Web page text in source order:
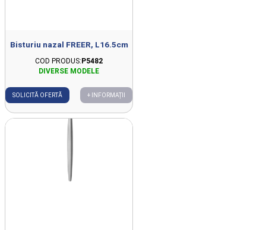
Bisturiu nazal FREER, L16.5cm
COD PRODUS: P5482
SOLICITĂ OFERTĂ + INFORMAȚII